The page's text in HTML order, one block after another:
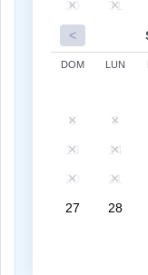
30
31
<
DOM LUN
6
7
13
14
20
21
27
28